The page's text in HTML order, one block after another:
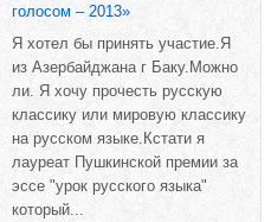
голосом – 2013»
Я хотел бы принять участие.Я
из Азербайджана г Баку.Можно
ли. Я хочу прочесть русскую
классику или мировую классику
на русском языке.Кстати я
лауреат Пушкинской премии за
эссе "урок русского языка"
который...